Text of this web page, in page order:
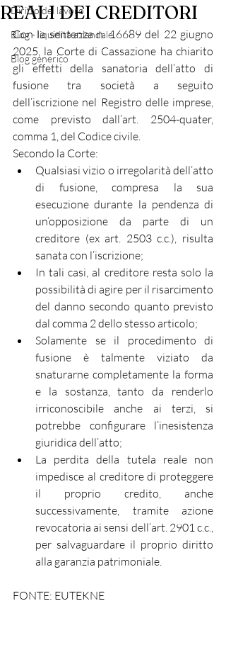
Diritto del lavoro
Blog - liquidità aziendale
Blog generico
REALI DEI CREDITORI
Con la sentenza n. 16689 del 22 giugno
2025, la Corte di Cassazione ha chiarito
gli effetti della sanatoria dell’atto di
fusione tra società a seguito
dell’iscrizione nel Registro delle imprese,
come previsto dall’art. 2504-quater,
comma 1, del Codice civile.
Secondo la Corte:
Qualsiasi vizio o irregolarità dell’atto
di fusione, compresa la sua
esecuzione durante la pendenza di
un’opposizione da parte di un
creditore (ex art. 2503 c.c.), risulta
sanata con l’iscrizione;
In tali casi, al creditore resta solo la
possibilità di agire per il risarcimento
del danno secondo quanto previsto
dal comma 2 dello stesso articolo;
Solamente se il procedimento di
fusione è talmente viziato da
snaturarne completamente la forma
e la sostanza, tanto da renderlo
irriconoscibile anche ai terzi, si
potrebbe configurare l’inesistenza
giuridica dell’atto;
La perdita della tutela reale non
impedisce al creditore di proteggere
il proprio credito, anche
successivamente, tramite azione
revocatoria ai sensi dell’art. 2901 c.c.,
per salvaguardare il proprio diritto
alla garanzia patrimoniale.
FONTE: EUTEKNE